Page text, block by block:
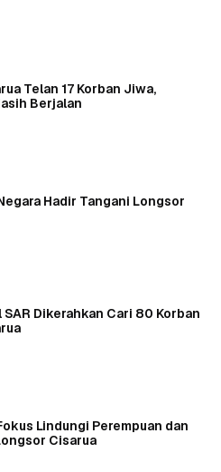
Telan 17 Korban Jiwa,
Berjalan
Hadir Tangani Longsor
Dikerahkan Cari 80 Korban
Lindungi Perempuan dan
Cisarua